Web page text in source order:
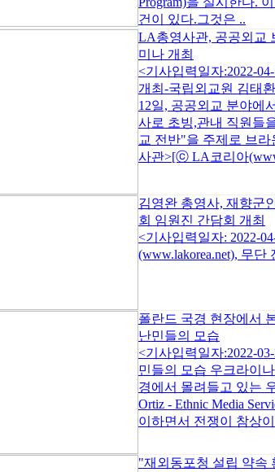
건이 있다.그것은 ..
LA총영사관, 공공외교
미나 개최
<기사입력일자:2022-
개최-국립외교원 김태
12일, 공공외교 분야에
사로 초빙,관내 직원들
교 전반"을 주제로 브
사관>[ⓒ LA코리아
김영완 총영사, 재향군
회 임원진 간담회 개최
<기사입력일자: 2022-
(www.lakorea.net), 무
폴란드 국경 현장에서
난민들의 모습
<기사입력일자:2022-
민들의 모습 우크라이
경에서 몰려들고 있는
Ortiz - Ethnic Media
이하면서 전쟁이 참상
"재외동포청 설립 약속